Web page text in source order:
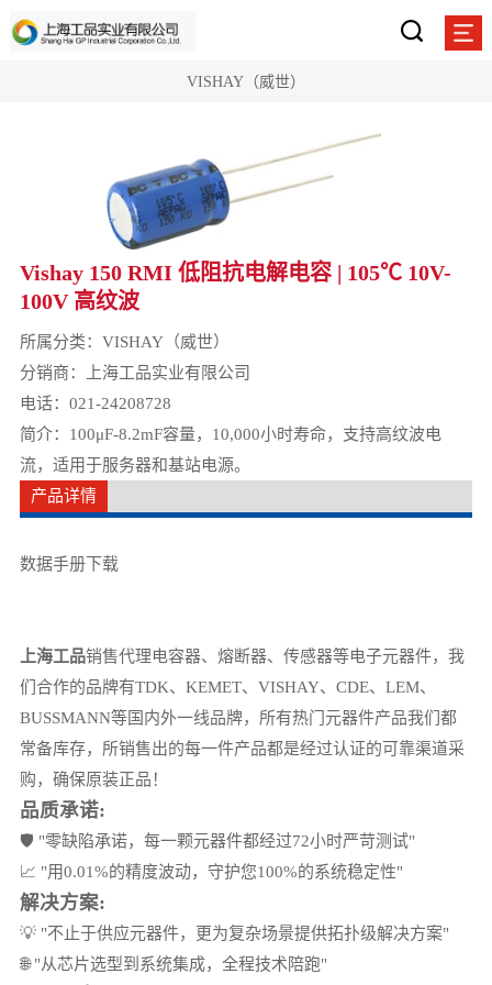
VISHAY（威世）
Vishay 150 RMI 低阻抗电解电容 | 105℃ 10V-
100V 高纹波
所属分类： VISHAY（威世）
分销商：上海工品实业有限公司
电话：021-24208728
简介：100μF-8.2mF容量，10,000小时寿命，支持高纹波电
流，适用于服务器和基站电源。
产品详情
数据手册下载
上海工品销售代理电容器、熔断器、传感器等电子元器件，我
们合作的品牌有TDK、KEMET、VISHAY、CDE、LEM、
BUSSMANN等国内外一线品牌，所有热门元器件产品我们都
常备库存，所销售出的每一件产品都是经过认证的可靠渠道采
购，确保原装正品！
品质承诺:
🛡️ "零缺陷承诺，每一颗元器件都经过72小时严苛测试"
📈 "用0.01%的精度波动，守护您100%的系统稳定性"
解决方案:
💡 "不止于供应元器件，更为复杂场景提供拓扑级解决方案"
🌐 "从芯片选型到系统集成，全程技术陪跑"